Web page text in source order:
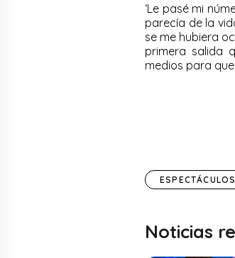
‘Le pasé mi
parecía de la
se me hubiera
primera salida
medios para
ESPECTÁCULOS
Noticias